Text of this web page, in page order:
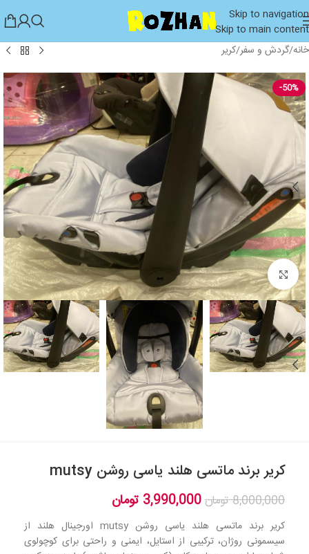
Skip to navigation
Skip to main content
خانه/گردش و سفر/کریر
-50%
بزرگنمایی تصویر
کریر برند ماتسی هلند یاسی روشن mutsy
8,000,000تومان3,990,000 تومان
کریر برند ماتسی هلند یاسی روشن mutsy اورجینال هلند از
سیسمونی روژان، ترکیبی از استایل، ایمنی و راحتی برای کوچولوی